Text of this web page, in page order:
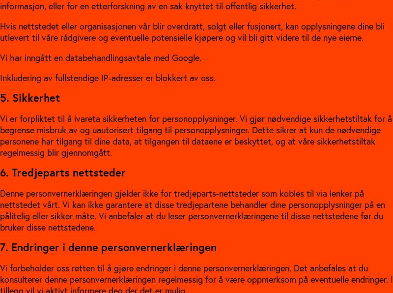
informasjon, eller for en etterforskning av en sak knyttet til offentlig sikkerhet.
Hvis nettstedet eller organisasjonen vår blir overdratt, solgt eller fusjonert, kan opplysningene dine bli
utlevert til våre rådgivere og eventuelle potensielle kjøpere og vil bli gitt videre til de nye eierne.
Vi har inngått en databehandlingsavtale med Google.
Inkludering av fullstendige IP-adresser er blokkert av oss.
5. Sikkerhet
Vi er forpliktet til å ivareta sikkerheten for personopplysninger. Vi gjør nødvendige sikkerhetstiltak for å
begrense misbruk av og uautorisert tilgang til personopplysninger. Dette sikrer at kun de nødvendige
personene har tilgang til dine data, at tilgangen til dataene er beskyttet, og at våre sikkerhetstiltak
regelmessig blir gjennomgått.
6. Tredjeparts nettsteder
Denne personvernerklæringen gjelder ikke for tredjeparts-nettsteder som kobles til via lenker på
nettstedet vårt. Vi kan ikke garantere at disse tredjepartene behandler dine personopplysninger på en
pålitelig eller sikker måte. Vi anbefaler at du leser personvernerklæringene til disse nettstedene før du
bruker disse nettstedene.
7. Endringer i denne personvernerklæringen
Vi forbeholder oss retten til å gjøre endringer i denne personvernerklæringen. Det anbefales at du
konsulterer denne personvernerklæringen regelmessig for å være oppmerksom på eventuelle endringer. I